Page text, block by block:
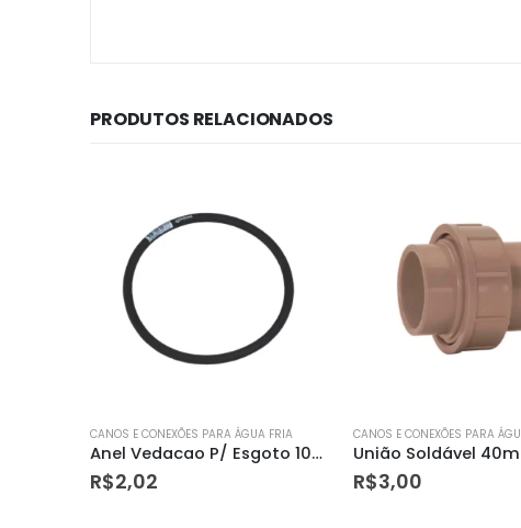
PRODUTOS RELACIONADOS
CANOS E CONEXÕES PARA ÁGUA FRIA
União Soldável 40mm – Amanco
R$3,00
CANOS E CONEXÕES PARA
R$6,44